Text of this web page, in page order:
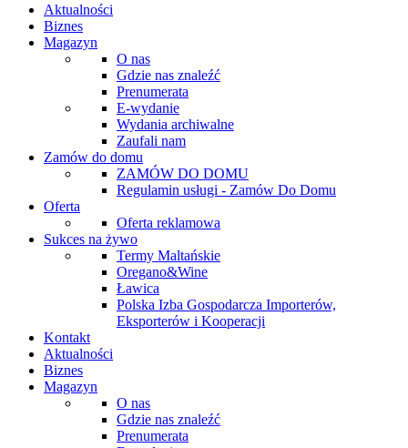
Aktualności
Biznes
Magazyn
O nas
Gdzie nas znaleźć
Prenumerata
E-wydanie
Wydania archiwalne
Zaufali nam
Zamów do domu
ZAMÓW DO DOMU
Regulamin usługi - Zamów Do Domu
Oferta
Oferta reklamowa
Sukces na żywo
Termy Maltańskie
Oregano&Wine
Ławica
Polska Izba Gospodarcza Importerów,
Eksporterów i Kooperacji
Kontakt
Aktualności
Biznes
Magazyn
O nas
Gdzie nas znaleźć
Prenumerata